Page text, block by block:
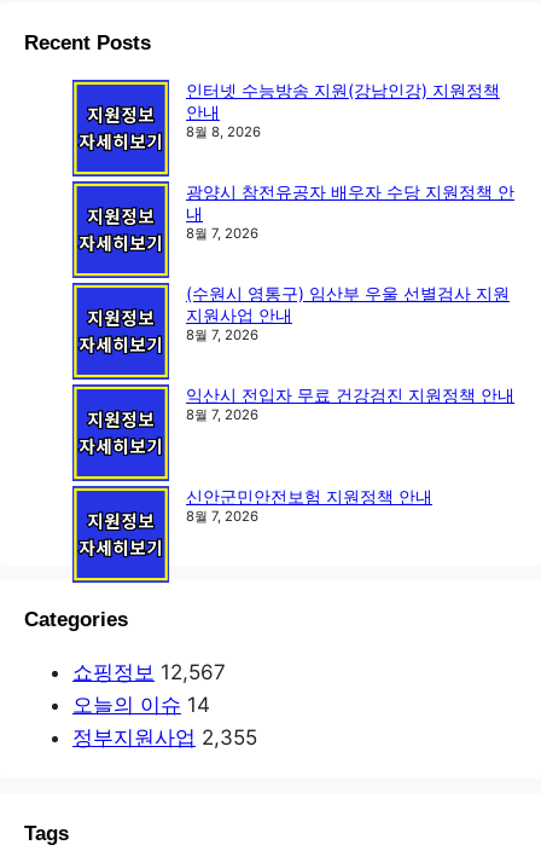
Recent Posts
인터넷 수능방송 지원(강남인강) 지원정책
안내
8월 8, 2026
광양시 참전유공자 배우자 수당 지원정책 안
내
8월 7, 2026
(수원시 영통구) 임산부 우울 선별검사 지원
지원사업 안내
8월 7, 2026
익산시 전입자 무료 건강검진 지원정책 안내
8월 7, 2026
신안군민안전보험 지원정책 안내
8월 7, 2026
Categories
쇼핑정보 12,567
오늘의 이슈 14
정부지원사업 2,355
Tags